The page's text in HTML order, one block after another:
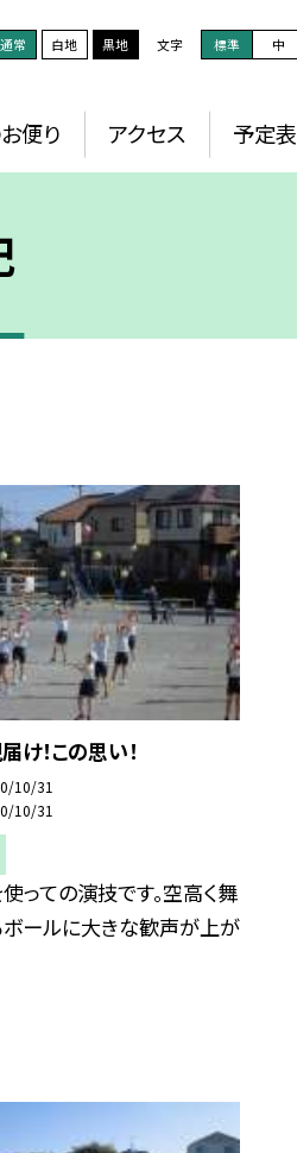
通常 白地 黒地 文字 標準 中
便り アクセス 予定表
け！この思い！
10/31
10/31
っての演技です。空高く舞
ールに大きな歓声が上が